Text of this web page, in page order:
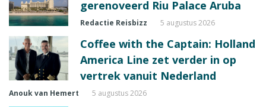
gerenoveerd Riu Palace Aruba
Redactie Reisbizz 5 augustus 2026
Coffee with the Captain: Holland
America Line zet verder in op
vertrek vanuit Nederland
Anouk van Hemert 5 augustus 2026